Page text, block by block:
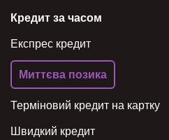
Кредит за часом
Експрес кредит
Миттєва позика
Терміновий кредит на картку
Швидкий кредит